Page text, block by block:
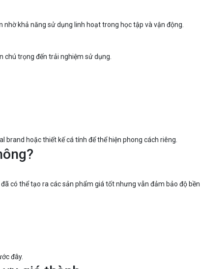
khả năng sử dụng linh hoạt trong học tập và vận động.
chú trọng đến trải nghiệm sử dụng.
hoặc thiết kế cá tính để thể hiện phong cách riêng.
có thể tạo ra các sản phẩm giá tốt nhưng vẫn đảm bảo độ
đây.